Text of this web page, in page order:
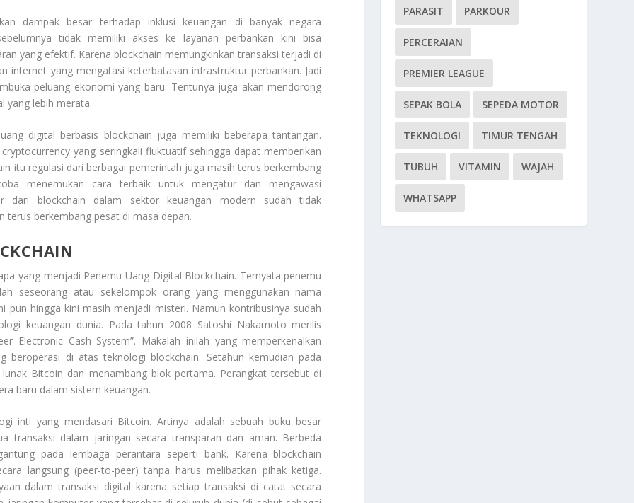
dampak besar terhadap inklusi keuangan di banyak negara
tidak memiliki akses ke layanan perbankan kini bisa
yang efektif. Karena blockchain memungkinkan transaksi terjadi di
internet yang mengatasi keterbatasan infrastruktur perbankan. Jadi
peluang ekonomi yang baru. Tentunya juga akan mendorong
yang lebih merata.
digital berbasis blockchain juga memiliki beberapa tantangan.
yang seringkali fluktuatif sehingga dapat memberikan
itu regulasi dari berbagai pemerintah juga masih terus berkembang
menemukan cara terbaik untuk mengatur dan mengawasi
dari blockchain dalam sektor keuangan modern sudah tidak
terus berkembang pesat di masa depan.
yang menjadi Penemu Uang Digital Blockchain. Ternyata penemu
seseorang atau sekelompok orang yang menggunakan nama
pun hingga kini masih menjadi misteri. Namun kontribusinya sudah
keuangan dunia. Pada tahun 2008 Satoshi Nakamoto merilis
Electronic Cash System”. Makalah inilah yang memperkenalkan
di atas teknologi blockchain. Setahun kemudian pada
Bitcoin dan menambang blok pertama. Perangkat tersebut di
baru dalam sistem keuangan.
inti yang mendasari Bitcoin. Artinya adalah sebuah buku besar
transaksi dalam jaringan secara transparan dan aman. Berbeda
pada lembaga perantara seperti bank. Karena blockchain
langsung (peer-to-peer) tanpa harus melibatkan pihak ketiga.
dalam transaksi digital karena setiap transaksi di catat secara
PARASIT PARKOUR
PERCERAIAN
PREMIER LEAGUE
SEPAK BOLA SEPEDA MOTOR
TEKNOLOGI TIMUR TENGAH
TUBUH VITAMIN WAJAH
WHATSAPP